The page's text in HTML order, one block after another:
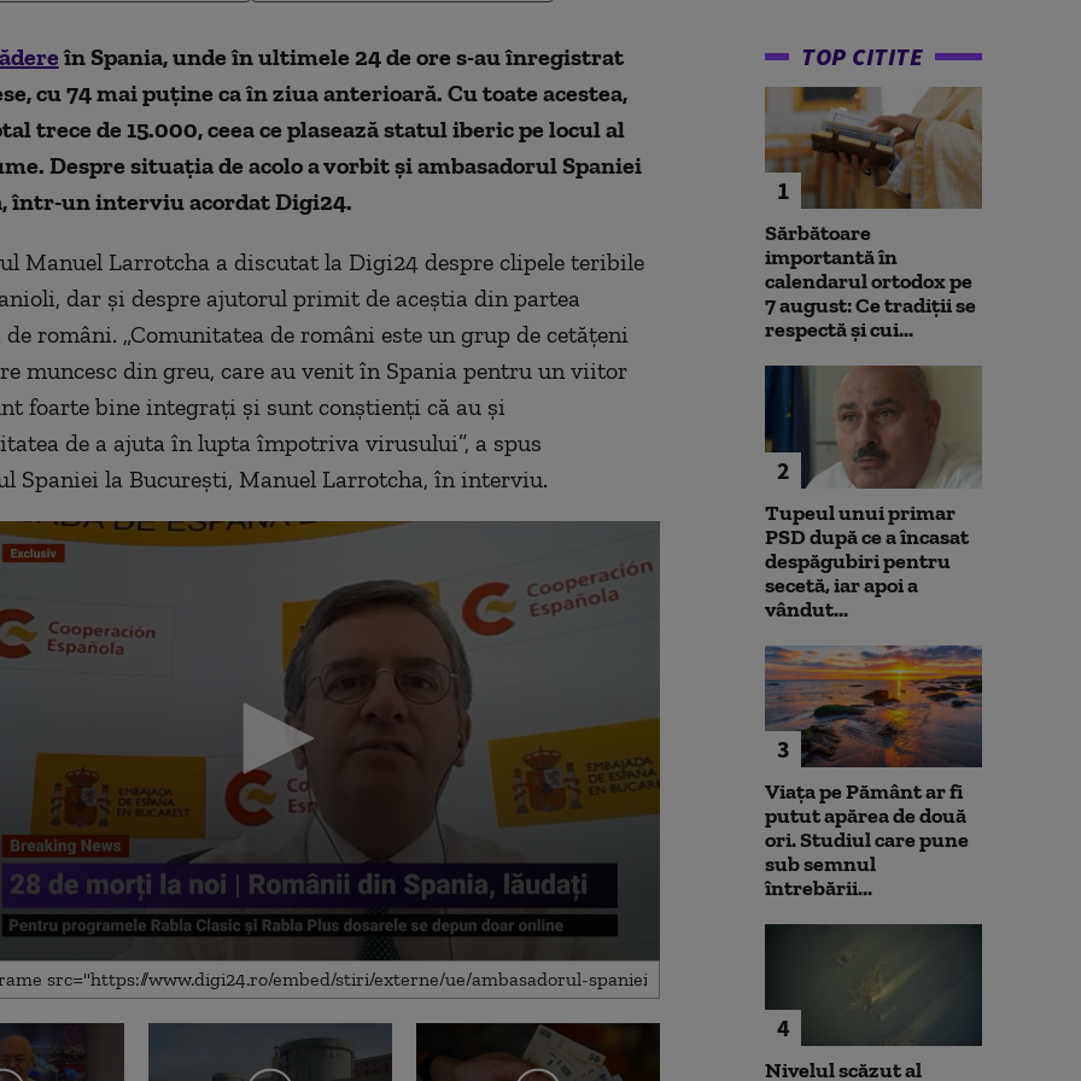
în Spania, unde în ultimele 24 de ore s-au înregistrat
cu 74 mai puține ca în ziua anterioară. Cu toate acestea,
trece de 15.000, ceea ce plasează statul iberic pe locul al
Despre situația de acolo a vorbit și ambasadorul Spaniei
într-un interviu acordat Digi24.
Manuel Larrotcha a discutat la Digi24 despre clipele teribile
dar și despre ajutorul primit de aceștia din partea
români. „Comunitatea de români este un grup de cetățeni
muncesc din greu, care au venit în Spania pentru un viitor
foarte bine integrați și sunt conștienți că au și
de a ajuta în lupta împotriva virusului”, a spus
Spaniei la București, Manuel Larrotcha, în interviu.
TOP CITITE
1
Sărbătoare
importantă în
calendarul ortodox pe
7 august: Ce tradiții se
respectă și cui...
2
Tupeul unui primar
PSD după ce a încasat
despăgubiri pentru
secetă, iar apoi a
vândut...
3
Viața pe Pământ ar fi
putut apărea de două
ori. Studiul care pune
sub semnul
întrebării...
4
Nivelul scăzut al